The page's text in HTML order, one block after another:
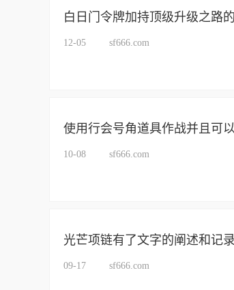
白日门令牌加持顶级升级之路
12-05
sf666.com
使用行会号角道具作战并且可
10-08
sf666.com
光芒项链有了文字的阐述和记
09-17
sf666.com